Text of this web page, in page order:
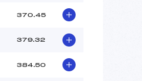
370.45
379.32
384.50